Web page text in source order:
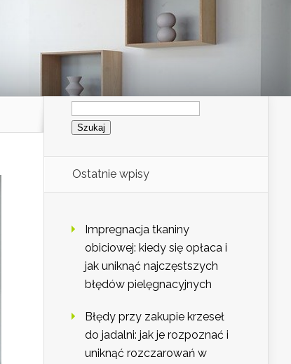
Szukaj:
Ostatnie wpisy
Impregnacja tkaniny
obiciowej: kiedy się opłaca i
jak uniknąć najczęstszych
błędów pielęgnacyjnych
Błędy przy zakupie krzeseł
do jadalni: jak je rozpoznać i
uniknąć rozczarowań w